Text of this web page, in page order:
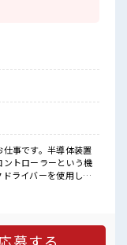
OKです！
ょう！
仕事です。半導体装置
トローラーという機
ライバーを使用して
力したりする業務を
にオススメ。 残業は
本的に髪色自由で明